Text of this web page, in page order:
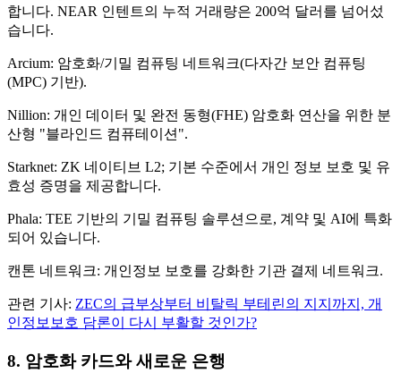
합니다. NEAR 인텐트의 누적 거래량은 200억 달러를 넘어섰
습니다.
Arcium: 암호화/기밀 컴퓨팅 네트워크(다자간 보안 컴퓨팅
(MPC) 기반).
Nillion: 개인 데이터 및 완전 동형(FHE) 암호화 연산을 위한 분
산형 "블라인드 컴퓨테이션".
Starknet: ZK 네이티브 L2; 기본 수준에서 개인 정보 보호 및 유
효성 증명을 제공합니다.
Phala: TEE 기반의 기밀 컴퓨팅 솔루션으로, 계약 및 AI에 특화
되어 있습니다.
캔톤 네트워크: 개인정보 보호를 강화한 기관 결제 네트워크.
관련 기사: ZEC의 급부상부터 비탈릭 부테린의 지지까지, 개
인정보보호 담론이 다시 부활할 것인가?
8. 암호화 카드와 새로운 은행